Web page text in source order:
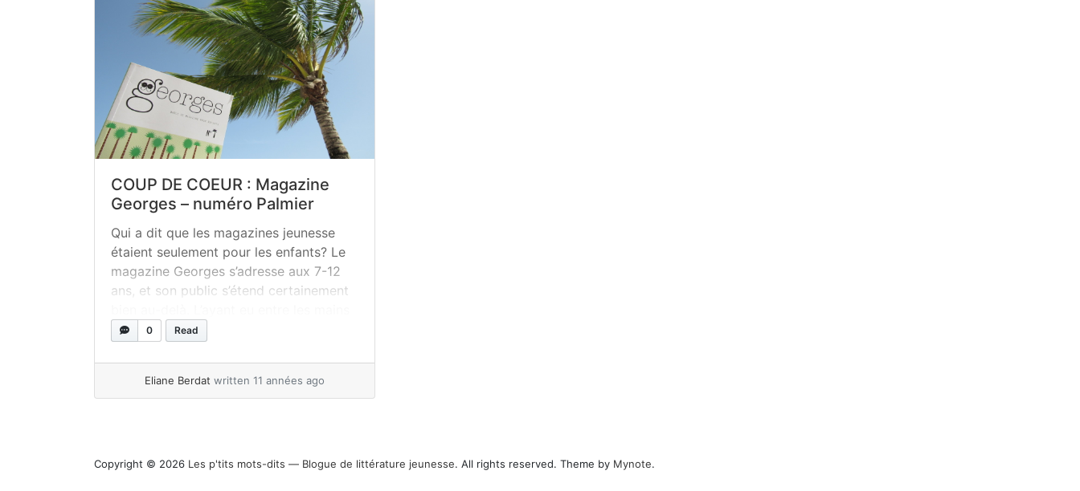
COUP DE COEUR : Magazine
Georges – numéro Palmier
Qui a dit que les magazines jeunesse
étaient seulement pour les enfants? Le
magazine Georges s’adresse aux 7-12
ans, et son public s’étend certainement
pour la première fois tout récemment,
contenant, et rapidement conquise par
son contenu. Mesdames et Messieurs...
0 Read
Eliane Berdat written 11 années ago
Copyright © 2026 Les p'tits mots-dits ― Blogue de littérature jeunesse. All rights reserved. Theme by Mynote.